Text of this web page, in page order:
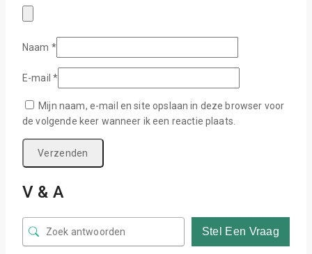
Naam *
E-mail*
Mijn naam, e-mail en site opslaan in deze browser voor
de volgende keer wanneer ik een reactie plaats.
V & A
Stel Een Vraag